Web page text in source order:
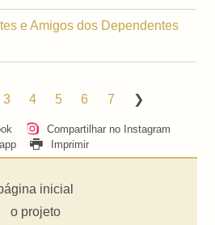
e Amigos dos Dependentes
3 4 5 6 7
Compartilhar no Instagram
Imprimir
inicial
o projeto